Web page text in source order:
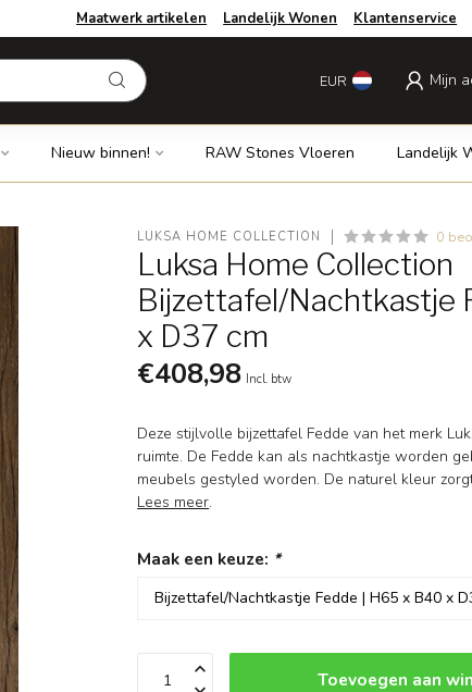
Maatwerk artikelen Landelijk Wonen Klantenservice
EUR Mijn
Nieuw binnen! RAW Stones Vloeren Landelijk
LUKSA HOME COLLECTION 0
Luksa Home Collection
Bijzettafel/Nachtkastje
x D37 cm
€408,98 Incl. btw
Deze stijlvolle bijzettafel Fedde van het merk
ruimte. De Fedde kan als nachtkastje worden
meubels gestyled worden. De naturel kleur
Lees meer.
Maak een keuze: *
Toevoegen aan